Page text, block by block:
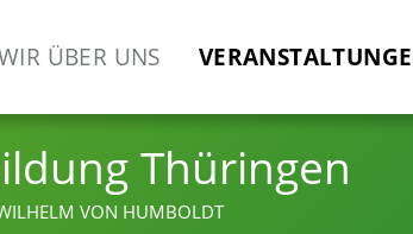
ÜBER UNS
Thüringen
VON HUMBOLDT